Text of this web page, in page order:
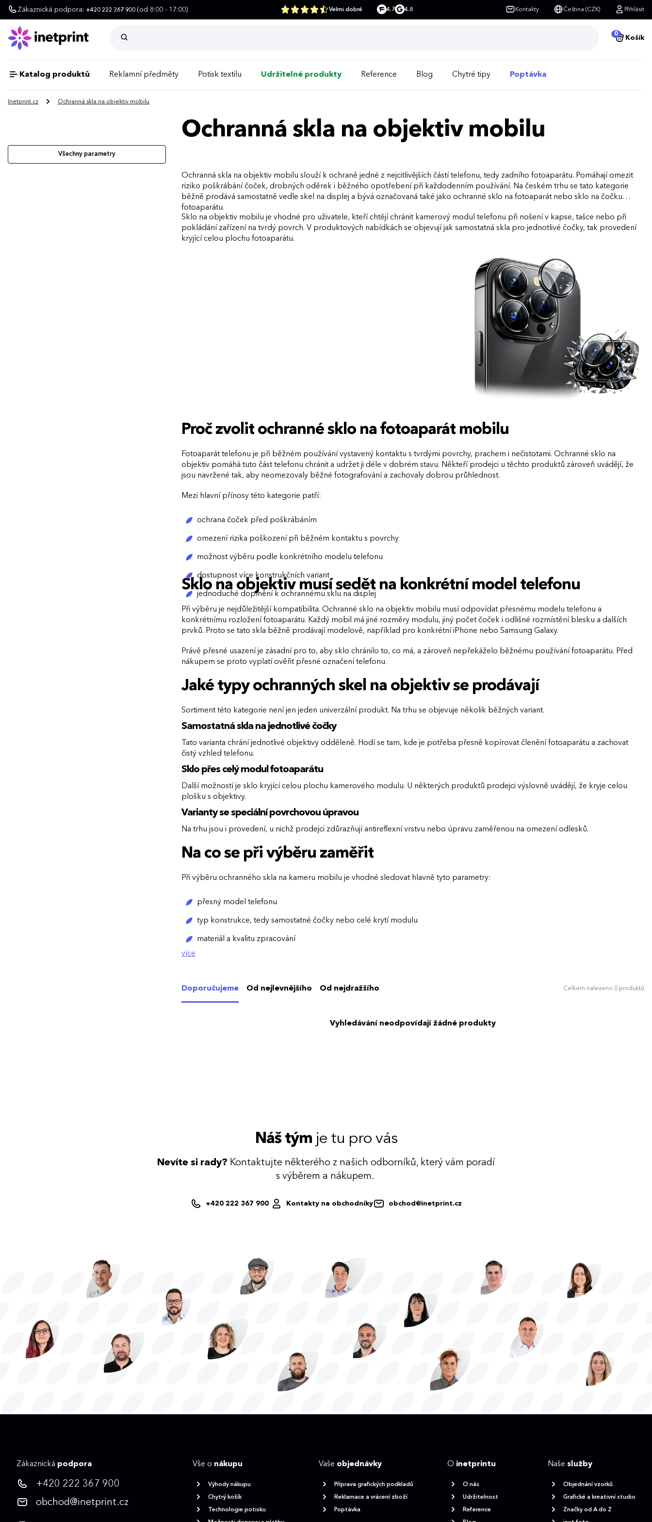
Zákaznická podpora: +420 222 367 900 (od 8:00 - 17:00) Velmi dobré 4.7 4.8 Kontakty Čeština (CZK) Přihlásit
0
Košík
Katalog produktů Reklamní předměty Potisk textilu Udržitelné produkty Reference Blog Chytré tipy Poptávka
Inetprint.cz Ochranná skla na objektiv mobilu
Všechny parametry
Ochranná skla na objektiv mobilu
Ochranná skla na objektiv mobilu slouží k ochraně jedné z nejcitlivějších částí telefonu, tedy zadního fotoaparátu. Pomáhají omezit
riziko poškrábání čoček, drobných oděrek i běžného opotřebení při každodenním používání. Na českém trhu se tato kategorie
běžně prodává samostatně vedle skel na displej a bývá označovaná také jako ochranné sklo na fotoaparát nebo sklo na čočku
fotoaparátu.
Sklo na objektiv mobilu je vhodné pro uživatele, kteří chtějí chránit kamerový modul telefonu při nošení v kapse, tašce nebo při
pokládání zařízení na tvrdý povrch. V produktových nabídkách se objevují jak samostatná skla pro jednotlivé čočky, tak provedení
kryjící celou plochu fotoaparátu.
Proč zvolit ochranné sklo na fotoaparát mobilu
Fotoaparát telefonu je při běžném používání vystavený kontaktu s tvrdými povrchy, prachem i nečistotami. Ochranné sklo na
objektiv pomáhá tuto část telefonu chránit a udržet ji déle v dobrém stavu. Někteří prodejci u těchto produktů zároveň uvádějí, že
jsou navržené tak, aby neomezovaly běžné fotografování a zachovaly dobrou průhlednost.
Mezi hlavní přínosy této kategorie patří:
ochrana čoček před poškrábáním
omezení rizika poškození při běžném kontaktu s povrchy
možnost výběru podle konkrétního modelu telefonu
dostupnost více konstrukčních variant
jednoduché doplnění k ochrannému sklu na displej
Sklo na objektiv musí sedět na konkrétní model telefonu
Při výběru je nejdůležitější kompatibilita. Ochranné sklo na objektiv mobilu musí odpovídat přesnému modelu telefonu a
konkrétnímu rozložení fotoaparátu. Každý mobil má jiné rozměry modulu, jiný počet čoček i odlišné rozmístění blesku a dalších
prvků. Proto se tato skla běžně prodávají modelově, například pro konkrétní iPhone nebo Samsung Galaxy.
Právě přesné usazení je zásadní pro to, aby sklo chránilo to, co má, a zároveň nepřekáželo běžnému používání fotoaparátu. Před
nákupem se proto vyplatí ověřit přesné označení telefonu.
Jaké typy ochranných skel na objektiv se prodávají
Sortiment této kategorie není jen jeden univerzální produkt. Na trhu se objevuje několik běžných variant.
Samostatná skla na jednotlivé čočky
Tato varianta chrání jednotlivé objektivy odděleně. Hodí se tam, kde je potřeba přesně kopírovat členění fotoaparátu a zachovat
čistý vzhled telefonu.
Sklo přes celý modul fotoaparátu
Další možností je sklo kryjící celou plochu kamerového modulu. U některých produktů prodejci výslovně uvádějí, že kryje celou
plošku s objektivy.
Varianty se speciální povrchovou úpravou
Na trhu jsou i provedení, u nichž prodejci zdůrazňují antireflexní vrstvu nebo úpravu zaměřenou na omezení odlesků.
Na co se při výběru zaměřit
Při výběru ochranného skla na kameru mobilu je vhodné sledovat hlavně tyto parametry:
přesný model telefonu
typ konstrukce, tedy samostatné čočky nebo celé krytí modulu
materiál a kvalitu zpracování
případné speciální vrstvy, například proti odleskům
více
Doporučujeme Od nejlevnějšího Od nejdražšího Celkem nalezeno 0 produktů
Vyhledávání neodpovídají žádné produkty
Náš tým je tu pro vás
Nevíte si rady? Kontaktujte některého z našich odborníků, který vám poradí
s výběrem a nákupem.
+420 222 367 900 Kontakty na obchodníky obchod@inetprint.cz
Zákaznická podpora
+420 222 367 900
obchod@inetprint.cz
Vše o nákupu
Výhody nákupu
Chytrý košík
Technologie potisku
Vaše objednávky
Příprava grafických podkladů
Reklamace a vrácení zboží
Poptávka
O inetprintu
O nás
Udržitelnost
Reference
Naše služby
Objednání vzorků
Grafické a kreativní studio
Značky od A do Z